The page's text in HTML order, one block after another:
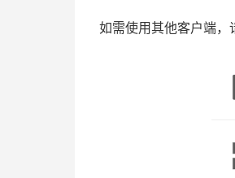
如需使用其他客户端，